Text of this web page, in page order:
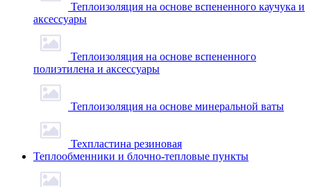
Теплоизоляция на основе вспененного каучука и
аксессуары
Теплоизоляция на основе вспененного
полиэтилена и аксессуары
Теплоизоляция на основе минеральной ваты
Техпластина резиновая
Теплообменники и блочно-тепловые пункты